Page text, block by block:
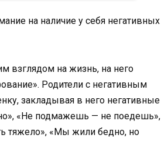
на наличие у себя негативных
взглядом на жизнь, на него
Родители с негативным
закладывая в него негативные
«Не подмажешь — не поедешь»,
тяжело», «Мы жили бедно, но